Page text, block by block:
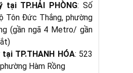
tại TP.HẢI PHÒNG: Số
Tôn Đức Thắng, phường
(gần ngã 4 Metro/ gần
tại TP.THANH HÓA: 523
Hàm Rồng